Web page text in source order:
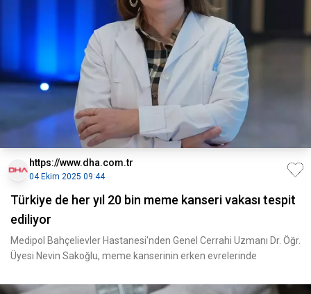
https://www.dha.com.tr
04 Ekim 2025 09:44
Türkiye de her yıl 20 bin meme kanseri vakası tespit
ediliyor
Medipol Bahçelievler Hastanesi'nden Genel Cerrahi Uzmanı Dr. Öğr.
Üyesi Nevin Sakoğlu, meme kanserinin erken evrelerinde